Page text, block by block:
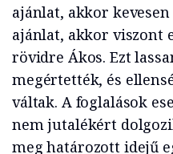
ajánlat, akkor
ajánlat, akkor viszont
rövidre Ákos. Ezt
megértették, és
váltak. A foglalások
nem jutalékért
meg határozott idejű